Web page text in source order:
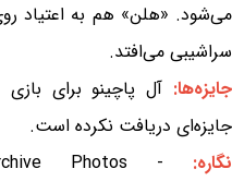
می‌شود. «هلن» هم به اعتیاد
سراشیبی می‌افتد.
جایزه‌ها: آل پاچینو برای
جایزه‌ای دریافت نکرده است.
نگاره: Photos -